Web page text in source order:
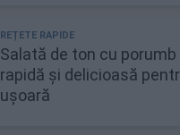
Salată de ton cu
rapidă și delicioasă
ușoară